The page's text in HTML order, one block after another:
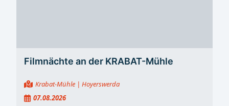
Filmnächte an der KRABAT-Mühle
Krabat-Mühle | Hoyerswerda
07.08.2026